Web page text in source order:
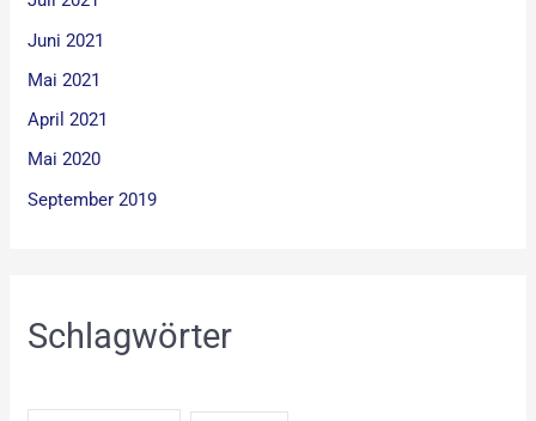
Juni 2021
Mai 2021
April 2021
Mai 2020
September 2019
Schlagwörter